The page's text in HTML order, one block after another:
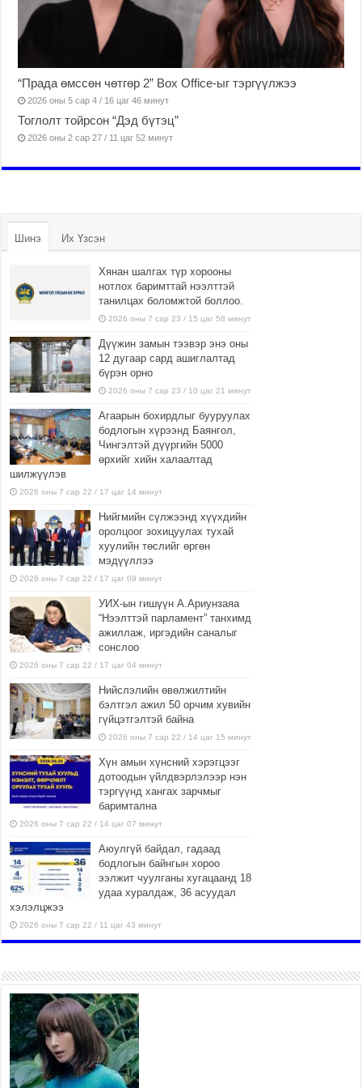
“Прада өмссөн чөтгөр 2” Box Office-ыг тэргүүлжээ
2026 оны 5 сар 4 / 16 цаг 46 минут
Тоглолт тойрсон “Дэд бүтэц”
2026 оны 2 сар 27 / 11 цаг 52 минут
Шинэ Их Үзсэн
Хянан шалгах түр хорооны
нотлох баримттай нээлттэй
танилцах боломжтой боллоо.
2026 оны 7 сар 23 / 15 цаг 58 минут
Дүүжин замын тээвэр энэ оны
12 дугаар сард ашиглалтад
бүрэн орно
2026 оны 7 сар 23 / 10 цаг 21 минут
Агаарын бохирдлыг бууруулах
бодлогын хүрээнд Баянгол,
Чингэлтэй дүүргийн 5000
өрхийг хийн халаалтад
шилжүүлэв
2026 оны 7 сар 22 / 17 цаг 14 минут
Нийгмийн сүлжээнд хүүхдийн
оролцоог зохицуулах тухай
хуулийн төслийг өргөн
мэдүүллээ
2026 оны 7 сар 22 / 17 цаг 09 минут
УИХ-ын гишүүн А.Ариунзаяа
“Нээлттэй парламент” танхимд
ажиллаж, иргэдийн саналыг
сонслоо
2026 оны 7 сар 22 / 17 цаг 04 минут
Нийслэлийн өвөлжилтийн
бэлтгэл ажил 50 орчим хувийн
гүйцэтгэлтэй байна
2026 оны 7 сар 22 / 14 цаг 15 минут
Хүн амын хүнсний хэрэгцээг
дотоодын үйлдвэрлэлээр нэн
тэргүүнд хангах зарчмыг
баримтална
2026 оны 7 сар 22 / 14 цаг 07 минут
Аюулгүй байдал, гадаад
бодлогын байнгын хороо
ээлжит чуулганы хугацаанд 18
удаа хуралдаж, 36 асуудал
хэлэлцжээ
2026 оны 7 сар 22 / 11 цаг 43 минут
боломжтой-Хүүхэд хөгжүүлэх
төв” байгуулах төсөлд төр,
хувийн хэвшлийн түншлэлийн хүрээнд хамтран
ажиллахыг урьж байна
2026 оны 7 сар 22 / 9 цаг 28 минут
Б.Пүрэвдагва: “Урт цагаан”-ыг
залуучууд чөлөөт цагаа